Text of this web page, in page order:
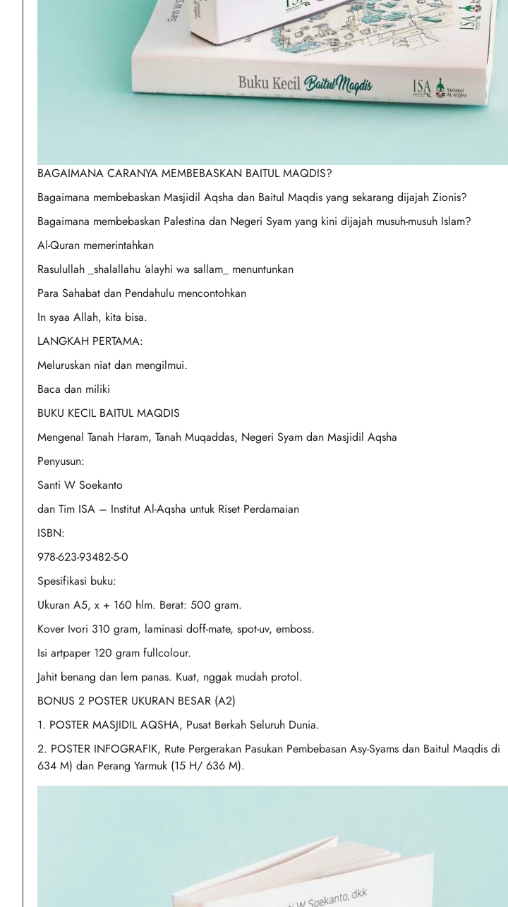
BAGAIMANA CARANYA MEMBEBASKAN BAITUL MAQDIS?
Bagaimana membebaskan Masjidil Aqsha dan Baitul Maqdis yang sekarang dijajah Zionis?
Bagaimana membebaskan Palestina dan Negeri Syam yang kini dijajah musuh-musuh Islam?
Al-Quran memerintahkan
Rasulullah _shalallahu ‘alayhi wa sallam_ menuntunkan
Para Sahabat dan Pendahulu mencontohkan
In syaa Allah, kita bisa.
LANGKAH PERTAMA:
Meluruskan niat dan mengilmui.
Baca dan miliki
BUKU KECIL BAITUL MAQDIS
Mengenal Tanah Haram, Tanah Muqaddas, Negeri Syam dan Masjidil Aqsha
Penyusun:
Santi W Soekanto
dan Tim ISA – Institut Al-Aqsha untuk Riset Perdamaian
ISBN:
978-623-93482-5-0
Spesifikasi buku:
Ukuran A5, x + 160 hlm. Berat: 500 gram.
Kover Ivori 310 gram, laminasi doff-mate, spot-uv, emboss.
Isi artpaper 120 gram fullcolour.
Jahit benang dan lem panas. Kuat, nggak mudah protol.
BONUS 2 POSTER UKURAN BESAR (A2)
1. POSTER MASJIDIL AQSHA, Pusat Berkah Seluruh Dunia.
2. POSTER INFOGRAFIK, Rute Pergerakan Pasukan Pembebasan Asy-Syams dan Baitul Maqdis
634 M) dan Perang Yarmuk (15 H/ 636 M).